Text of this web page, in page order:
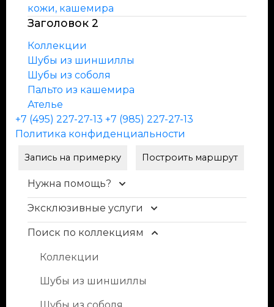
кожи, кашемира
Заголовок 2
Коллекции
Шубы из шиншиллы
Шубы из соболя
Пальто из кашемира
Ателье
+7 (495) 227-27-13 +7 (985) 227-27-13
Политика конфиденциальности
Запись на примерку Построить маршрут
Нужна помощь?
Контакты
Доставка и оплата
FAQ
Условия продажи
Блог
Эксклюзивные услуги
Уход и чистка меха
Рестайлинг меха
Хранение шуб
Пошив изделий
Поиск по коллекциям
Коллекции
Шубы из шиншиллы